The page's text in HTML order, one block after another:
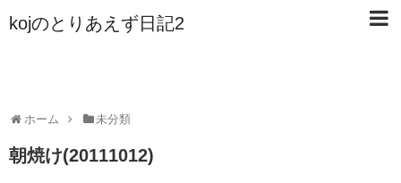
kojのとりあえず日記2
ホーム 未分類
朝焼け(20111012)